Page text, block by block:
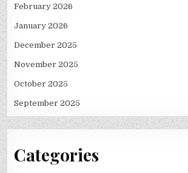
February 2026
January 2026
December 2025
November 2025
October 2025
September 2025
Categories